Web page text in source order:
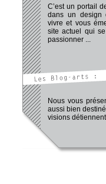
C’est un portail
dans un design
vivre et vous
site actuel qui
passionner ...
Nous vous
aussi bien
visions